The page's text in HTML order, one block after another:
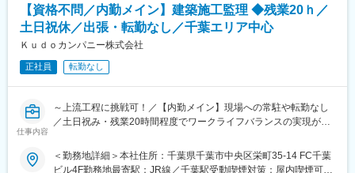
■働き方：
・18時定時／残業20h程度
・土日祝休／年間休日125日
・転勤はありません
■魅力ポイント：
・患者様やご家族の想いに寄り添い、「その人らしい人生の最終
・現場経験を活かしながら、地域連携やクリニック運営など新た
なキャリアに挑戦できます。
医療機関はなくてはならない存在です。縁の下の力持ちとしてご
活躍したい方にピッタリです。
※ノルマ等はございません
■組織構成
4名が在籍しております（40代が1名、50代前半1名、60代が2
■働き方
・年間休日120日
【資格不問／内勤メイン】建築施工監理 ◆残業20ｈ／
土日祝休／出張・転勤なし／千葉エリア中心
Ｋｕｄｏカンパニー株式会社
正社員 転勤なし
仕事内容
～上流工程に挑戦可！／【内勤メイン】現場への常駐や転勤なし
／土日祝み・残業20時間程度でワークライフバランスの実現が叶
■業務概要
＜勤務地詳細＞本社住所：千葉県千葉市中央区栄町35-14 FC千葉
ビル4F勤務地最寄駅：JR線／千葉駅受動喫煙対策：屋内喫煙可能